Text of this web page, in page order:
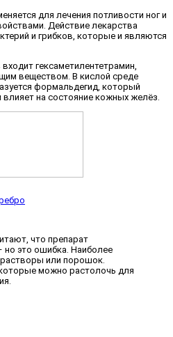
для лечения потливости ног и
Действие лекарства
и грибков, которые и являются
гексаметилентетрамин,
веществом. В кислой среде
формальдегид, который
на состояние кожных желёз.
что препарат
но это ошибка. Наиболее
или порошок.
можно растолочь для